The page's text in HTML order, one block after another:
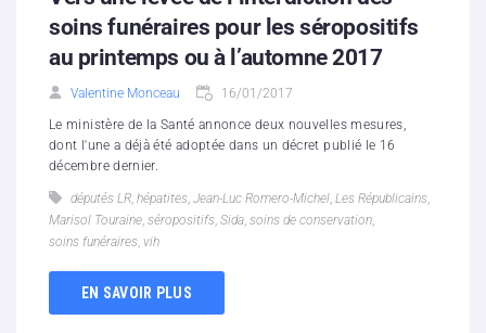
soins funéraires pour les séropositifs
au printemps ou à l’automne 2017
Valentine Monceau 16/01/2017
Le ministère de la Santé annonce deux nouvelles mesures,
dont l'une a déjà été adoptée dans un décret publié le 16
décembre dernier.
députés LR, hépatites, Jean-Luc Romero-Michel, Les Républicains,
Marisol Touraine, séropositifs, Sida, soins de conservation,
soins funéraires, vih
EN SAVOIR PLUS